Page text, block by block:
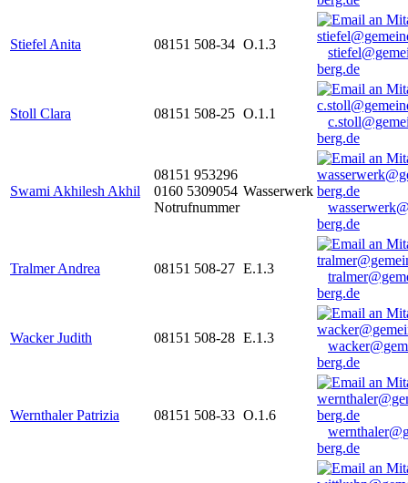
Stiefel Anita 08151 508-34 O.1.3
berg.de
Stoll Clara 08151 508-25 O.1.1
berg.de
Swami Akhilesh Akhil
08151 953296
0160 5309054
Notrufnummer
Wasserwerk
berg.de
Tralmer Andrea 08151 508-27 E.1.3
berg.de
Wacker Judith 08151 508-28 E.1.3
berg.de
Wernthaler Patrizia 08151 508-33 O.1.6
berg.de